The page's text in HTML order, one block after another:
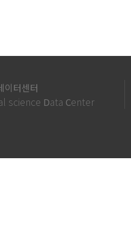
이터센터
science Data Center